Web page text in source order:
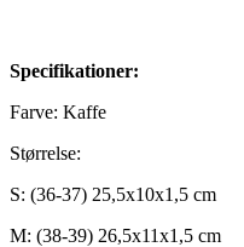
Specifikationer:
Farve: Kaffe
Størrelse:
S: (36-37) 25,5x10x1,5 cm
M: (38-39) 26,5x11x1,5 cm